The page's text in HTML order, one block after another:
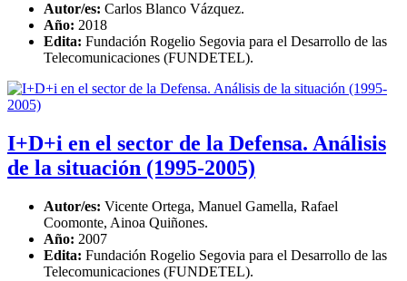
Autor/es: Carlos Blanco Vázquez.
Año: 2018
Edita: Fundación Rogelio Segovia para el Desarrollo de las
Telecomunicaciones (FUNDETEL).
I+D+i en el sector de la Defensa. Análisis
de la situación (1995-2005)
Autor/es: Vicente Ortega, Manuel Gamella, Rafael
Coomonte, Ainoa Quiñones.
Año: 2007
Edita: Fundación Rogelio Segovia para el Desarrollo de las
Telecomunicaciones (FUNDETEL).